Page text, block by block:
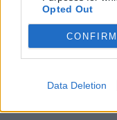
Opted Out
CONFIRM
Data Deletion
Ouazane met
Ajax zet grote
ruime zege
Dusan Tadic